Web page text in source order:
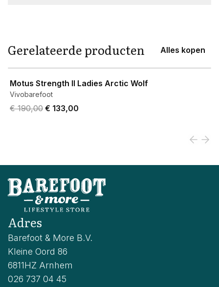
Gerelateerde producten Alles kopen
Motus Strength II Ladies Arctic Wolf
Vivobarefoot
Original price was € 190,00.
€ 190,00 Current price is € 133,00.
€ 133,00
Adres
Barefoot & More B.V.
Kleine Oord 86
6811HZ Arnhem
026 737 04 45